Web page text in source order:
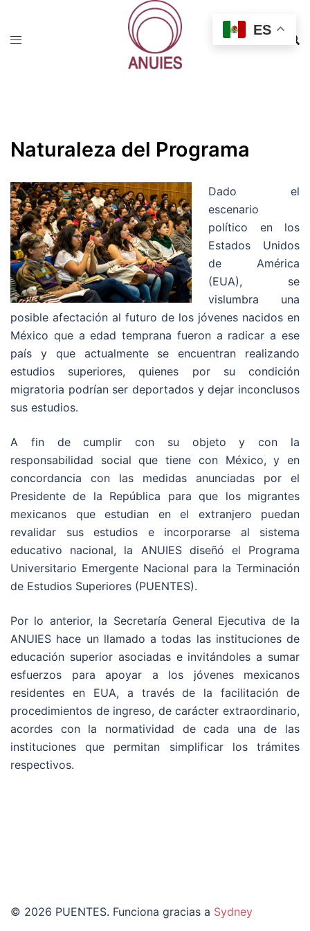
contenido
Naturaleza del Programa
Dado el
escenario
político en los
Estados Unidos
de América
(EUA), se
vislumbra una
posible afectación al futuro de los jóvenes nacidos en
México que a edad temprana fueron a radicar a ese
país y que actualmente se encuentran realizando
estudios superiores, quienes por su condición
migratoria podrían ser deportados y dejar inconclusos
sus estudios.
A fin de cumplir con su objeto y con la
responsabilidad social que tiene con México, y en
concordancia con las medidas anunciadas por el
Presidente de la República para que los migrantes
mexicanos que estudian en el extranjero puedan
revalidar sus estudios e incorporarse al sistema
educativo nacional, la ANUIES diseñó el Programa
Universitario Emergente Nacional para la Terminación
de Estudios Superiores (PUENTES).
Por lo anterior, la Secretaría General Ejecutiva de la
ANUIES hace un llamado a todas las instituciones de
educación superior asociadas e invitándoles a sumar
esfuerzos para apoyar a los jóvenes mexicanos
residentes en EUA, a través de la facilitación de
procedimientos de ingreso, de carácter extraordinario,
acordes con la normatividad de cada una de las
instituciones que permitan simplificar los trámites
respectivos.
© 2026 PUENTES. Funciona gracias a Sydney
ES